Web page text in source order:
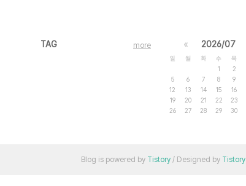
TAG more « 2026/07
일 월 화 수 목
1
2
5
6 7 8 9
12
13 14 15 16
19
20 21 22 23
26
27 28 29 30
Blog is powered by Tistory / Designed by Tistory